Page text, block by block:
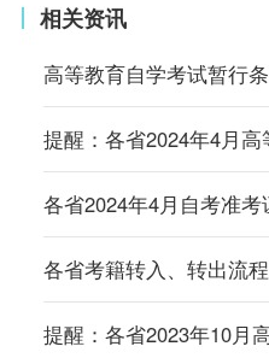
相关资讯
高等教育自学考试暂行
提醒：各省2024年4月
各省考籍转入、转出流
提醒：各省2023年10月